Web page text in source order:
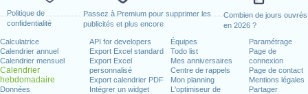
Politique de
confidentialité
Passez à Premium pour supprimer les
publicités et plus encore
Combien de jours ouvrés
en 2026 ?
Calculatrice
Calendrier annuel
Calendrier mensuel
Calendrier
hebdomadaire
Données
API for developers
Export Excel standard
Export Excel
personnalisé
Export calendrier PDF
Intégrer un widget
Équipes
Todo list
Mes anniversaires
Centre de rappels
Mon planning
L'optimiseur de
Paramétrage
Page de
connexion
Page de contact
Mentions légales
Partager